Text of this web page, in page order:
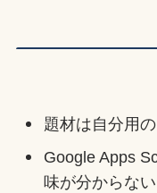
題材は自分用
Google Apps
味が分からない